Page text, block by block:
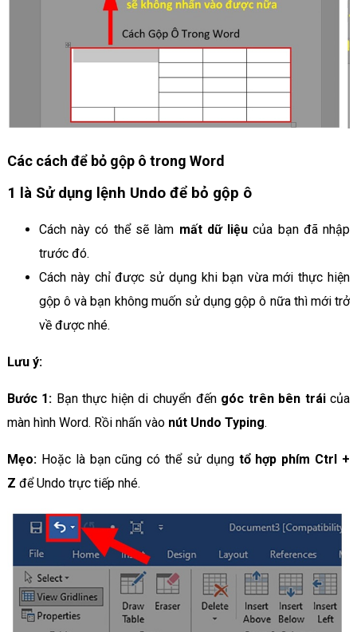
Các cách để bỏ gộp ô trong Word
1 là Sử dụng lệnh Undo để bỏ gộp ô
Cách này có thể sẽ làm mất dữ liệu của bạn đã nhập
trước đó.
Cách này chỉ được sử dụng khi bạn vừa mới thực hiện
gộp ô và bạn không muốn sử dụng gộp ô nữa thì mới trở
về được nhé.
Lưu ý:
Bước 1: Bạn thực hiện di chuyển đến góc trên bên tráicủa
màn hình Word. Rồi nhấn vào nút Undo Typing.
Mẹo:Hoặc là bạn cũng có thể sử dụng tổ hợp phím Ctrl +
Z để Undo trực tiếp nhé.